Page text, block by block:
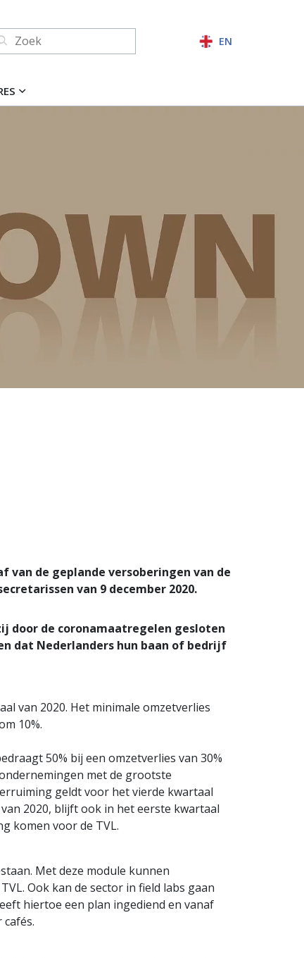
ZOEKEN
EN
de geplande versoberingen van de
van 9 december 2020.
door de coronamaatregelen gesloten
dat Nederlanders hun baan of bedrijf
van 2020. Het minimale omzetverlies
10%.
50% bij een omzetverlies van 30%
met de grootste
geldt voor het vierde kwartaal
2020, blijft ook in het eerste kwartaal
komen voor de TVL.
Met deze module kunnen
Ook kan de sector in field labs gaan
hiertoe een plan ingediend en vanaf